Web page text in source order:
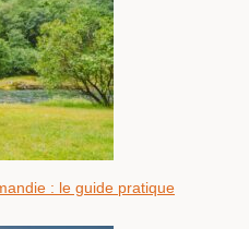
: le guide pratique